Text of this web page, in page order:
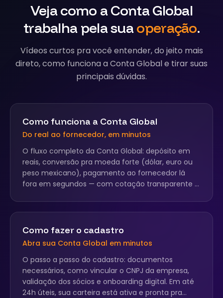
Veja como a Conta Global
trabalha pela suaoperação.
Vídeos curtos pra você entender, do jeito mais
direto, como funciona a Conta Global e tirar suas
principais dúvidas.
Como funciona a Conta Global
Do real ao fornecedor, em minutos
O fluxo completo da Conta Global: depósito em
reais, conversão pra moeda forte (dólar, euro ou
peso mexicano), pagamento ao fornecedor lá
fora em segundos — com cotação transparente e
Como fazer o cadastro
Abra sua Conta Global em minutos
O passo a passo do cadastro: documentos
necessários, como vincular o CNPJ da empresa,
validação dos sócios e onboarding digital. Em até
24h úteis, sua carteira está ativa e pronta pra